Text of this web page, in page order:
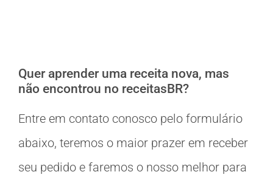
Quer aprender uma receita nova, mas
não encontrou no receitasBR?
Entre em contato conosco pelo formulário
abaixo, teremos o maior prazer em receber
seu pedido e faremos o nosso melhor para